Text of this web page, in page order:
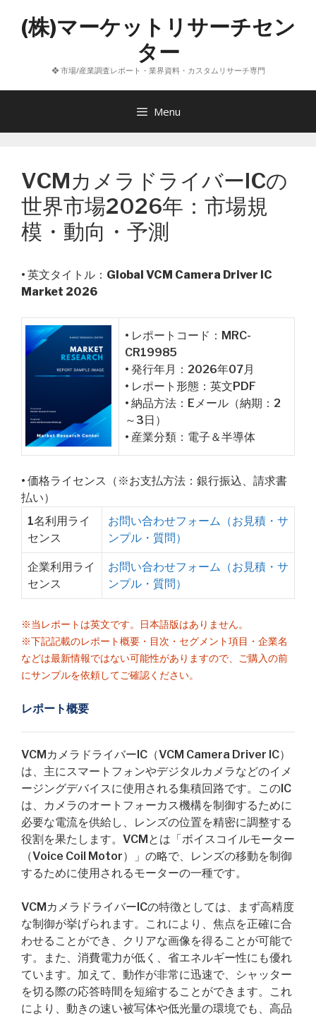
へ
(株)マーケットリサーチセン
ター
❖ 市場/産業調査レポート・業界資料・カスタムリサーチ専門
Menu
VCMカメラドライバーICの
世界市場2026年：市場規
模・動向・予測
• 英文タイトル： Global VCM Camera Driver IC
Market 2026
• レポートコード：MRC-
CR19985
• 発行年月：2026年07月
• レポート形態：英文PDF
• 納品方法：Eメール（納期：2
～3日）
• 産業分類：電子＆半導体
• 価格ライセンス（※お支払方法：銀行振込、請求書
払い）
1名利用ライ
センス
お問い合わせフォーム（お見積・サ
ンプル・質問）
企業利用ライ
センス
お問い合わせフォーム（お見積・サ
ンプル・質問）
※当レポートは英文です。日本語版はありません。
※下記記載のレポート概要・目次・セグメント項目・企業名
などは最新情報ではない可能性がありますので、ご購入の前
にサンプルを依頼してご確認ください。
レポート概要
VCMカメラドライバーIC（VCM Camera Driver IC）
は、主にスマートフォンやデジタルカメラなどのイメ
ージングデバイスに使用される集積回路です。このIC
は、カメラのオートフォーカス機構を制御するために
必要な電流を供給し、レンズの位置を精密に調整する
役割を果たします。VCMとは「ボイスコイルモーター
（Voice Coil Motor）」の略で、レンズの移動を制御
するために使用されるモーターの一種です。
VCMカメラドライバーICの特徴としては、まず高精度
な制御が挙げられます。これにより、焦点を正確に合
わせることができ、クリアな画像を得ることが可能で
す。また、消費電力が低く、省エネルギー性にも優れ
ています。加えて、動作が非常に迅速で、シャッター
を切る際の応答時間を短縮することができます。これ
により、動きの速い被写体や低光量の環境でも、高品